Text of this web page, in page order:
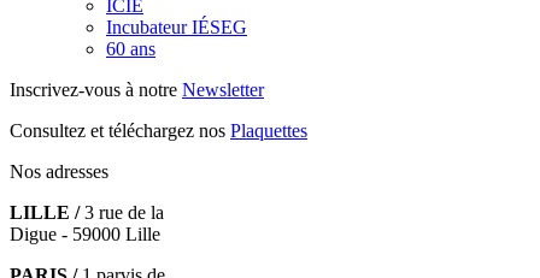
ICIE
Incubateur IÉSEG
60 ans
Inscrivez-vous à notre Newsletter
Consultez et téléchargez nos Plaquettes
Nos adresses
LILLE /3 rue de la
Digue - 59000 Lille